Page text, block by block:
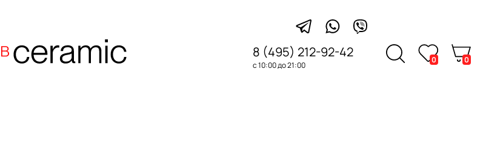
8 (495) 212-92-42
с 10:00 до 21:00
0 0